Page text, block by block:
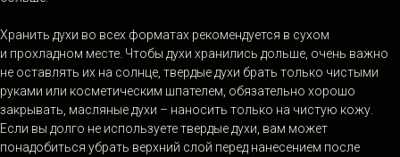
Хранить духи во всех форматах рекомендуется в сухом
и прохладном месте. Чтобы духи хранились дольше, очень важно
не оставлять их на солнце, твердые духи брать только чистыми
руками или косметическим шпателем, обязательно хорошо
закрывать, масляные духи – наносить только на чистую кожу.
Если вы долго не используете твердые духи, вам может
понадобиться убрать верхний слой перед нанесением после